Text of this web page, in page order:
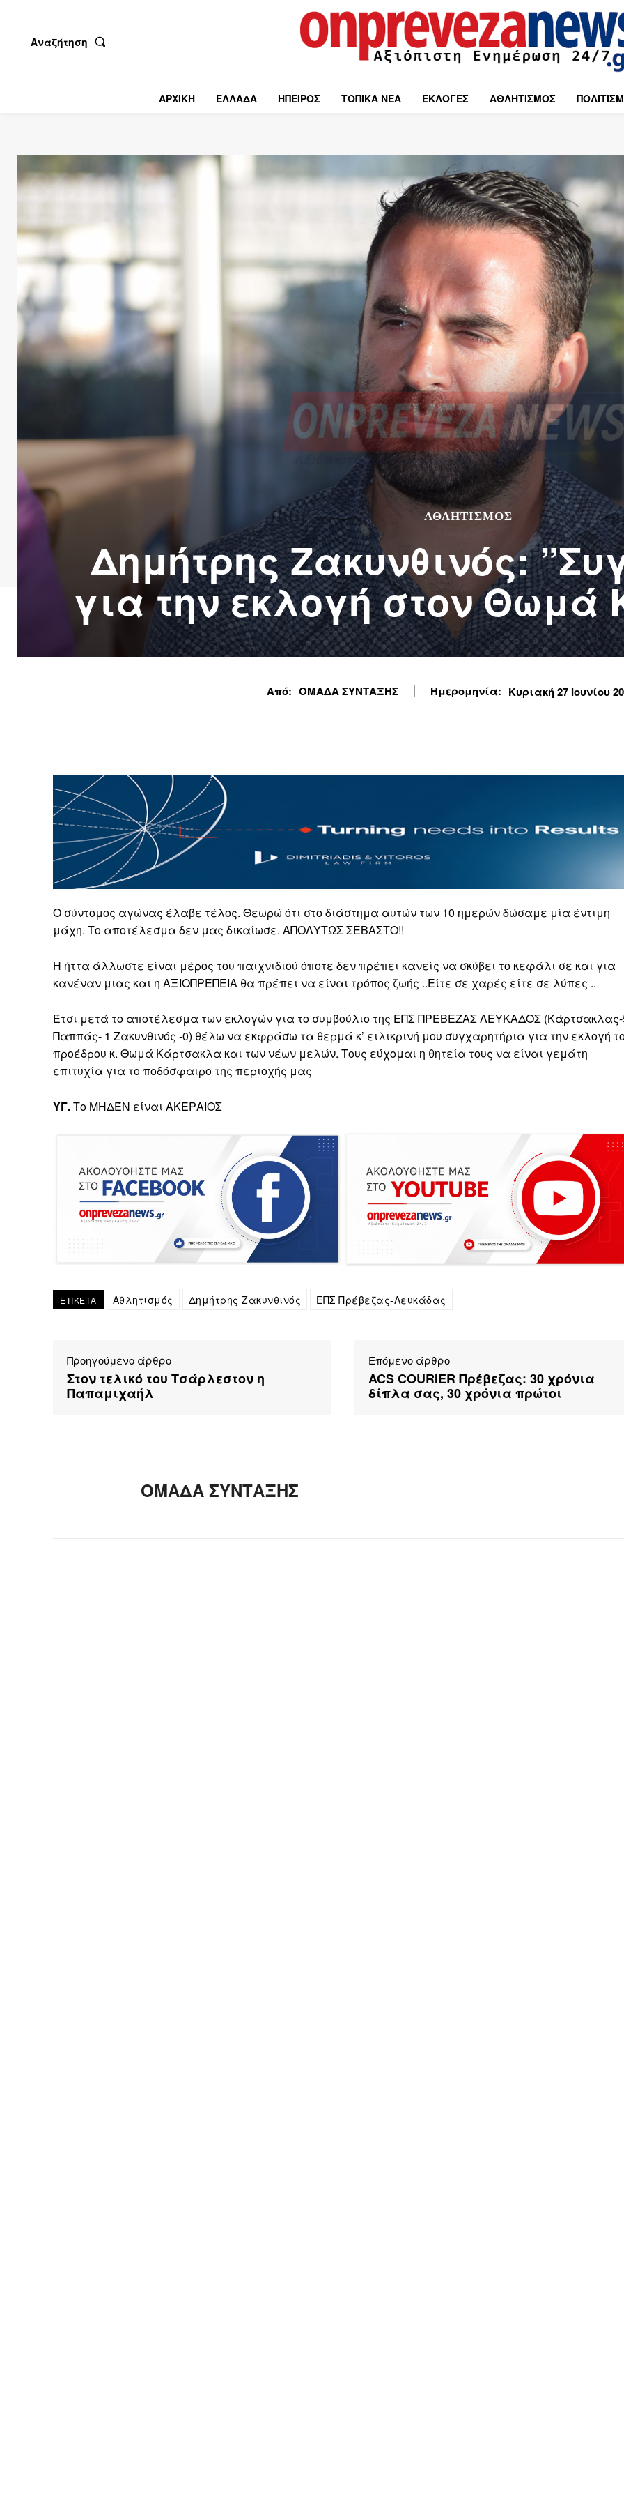
Αναζήτηση
ΑΡΧΙΚΗ ΕΛΛΑΔΑ ΗΠΕΙΡΟΣ ΤΟΠΙΚΑ ΝΕΑ ΕΚΛΟΓΕΣ ΑΘΛΗΤΙΣΜΟΣ
ΑΘΛΗΤΙΣΜΌΣ
Δημήτρης Ζακυνθινός:
για την εκλογή στον
Από: ΟΜΑΔΑ ΣΥΝΤΑΞΗΣ Ημερομηνία: Κυριακή 27 Ιουνίου
Ο σύντομος αγώνας έλαβε τέλος. Θεωρώ ότι στο διάστημα αυτών των 10 ημερών δώσαμε μία έντιμη
μάχη. Το αποτέλεσμα δεν μας δικαίωσε. ΑΠΟΛΥΤΩΣ ΣΕΒΑΣΤΟ!!
Η ήττα άλλωστε είναι μέρος του παιχνιδιού όποτε δεν πρέπει κανείς να σκύβει το κεφάλι σε και για
κανέναν μιας και η ΑΞΙΟΠΡΈΠΕΙΑ θα πρέπει να είναι τρόπος ζωής ..Είτε σε χαρές είτε σε λύπες ..
Έτσι μετά το αποτέλεσμα των εκλογών για το συμβούλιο της ΕΠΣ ΠΡΈΒΕΖΑΣ ΛΕΥΚΑΔΟΣ
Παππάς- 1 Ζακυνθινός -0) θέλω να εκφράσω τα θερμά κ’ ειλικρινή μου συγχαρητήρια για την εκλογή
προέδρου κ. Θωμά Κάρτσακλα και των νέων μελών. Τους εύχομαι η θητεία τους να είναι γεμάτη
επιτυχία για το ποδόσφαιρο της περιοχής μας
ΥΓ.Το ΜΗΔΈΝ είναι ΑΚΕΡΑΙΟΣ
ΕΤΙΚΕΤΑ Αθλητισμός Δημήτρης Ζακυνθινός ΕΠΣ Πρέβεζας-Λευκάδας
Προηγούμενο άρθρο
Στον τελικό του Τσάρλεστον η
Παπαμιχαήλ
Επόμενο άρθρο
ACS COURIER Πρέβεζας: 30 χρόνια
δίπλα σας, 30 χρόνια πρώτοι
ΟΜΑΔΑ ΣΥΝΤΑΞΗΣ